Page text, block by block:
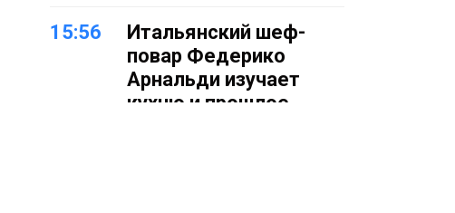
15:56
Итальянский шеф-
повар Федерико
Арнальди изучает
кухню и прошлое